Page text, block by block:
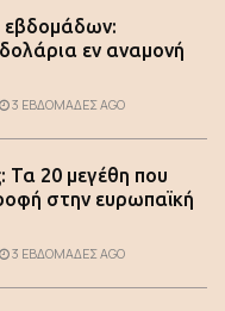
εβδομάδων:
εν αναμονή
3 ΕΒΔΟΜΆΔΕΣ AGO
Τα 20 μεγέθη που
στην ευρωπαϊκή
3 ΕΒΔΟΜΆΔΕΣ AGO